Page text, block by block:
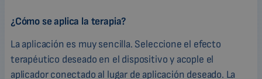
¿Cómo se aplica la terapia?
La aplicación es muy sencilla. Seleccione el efecto
terapéutico deseado en el dispositivo y acople el
aplicador conectado al lugar de aplicación deseado. La